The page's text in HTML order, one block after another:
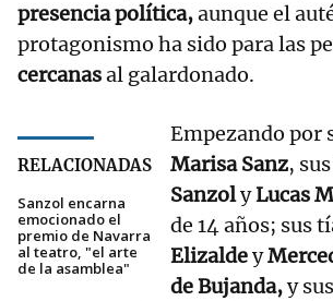
presencia política,aunque el
protagonismo ha sido para las
cercanasal galardonado.
RELACIONADAS
Sanzol encarna
emocionado el
premio de Navarra
al teatro, "el arte
de la asamblea"
Empezando por
Marisa Sanz,
SanzolyLucas
de 14 años; sus
Elizaldey
de Bujanda,y